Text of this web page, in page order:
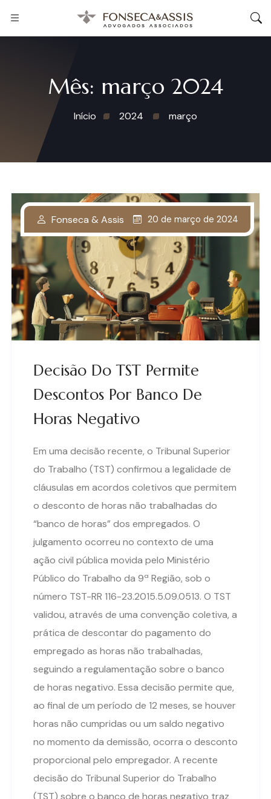
Mês: março 2024
Início 2024 março
Decisão Do TST Permite
Descontos Por Banco De
Horas Negativo
Fonseca & Assis 20 de março de 2024
Em uma decisão recente, o Tribunal Superior
do Trabalho (TST) confirmou a legalidade de
cláusulas em acordos coletivos que permitem
o desconto de horas não trabalhadas do
“banco de horas” dos empregados. O
julgamento ocorreu no contexto de uma
ação civil pública movida pelo Ministério
Público do Trabalho da 9ª Região, sob o
número TST-RR 116-23.2015.5.09.0513. O TST
validou, através de uma convenção coletiva, a
prática de descontar do pagamento do
empregado as horas não trabalhadas,
seguindo a regulamentação sobre o banco
de horas negativo. Essa decisão permite que,
ao final de um período de 12 meses, se houver
horas não cumpridas ou um saldo negativo
no momento da demissão, ocorra o desconto
proporcional pelo empregador. A recente
decisão do Tribunal Superior do Trabalho